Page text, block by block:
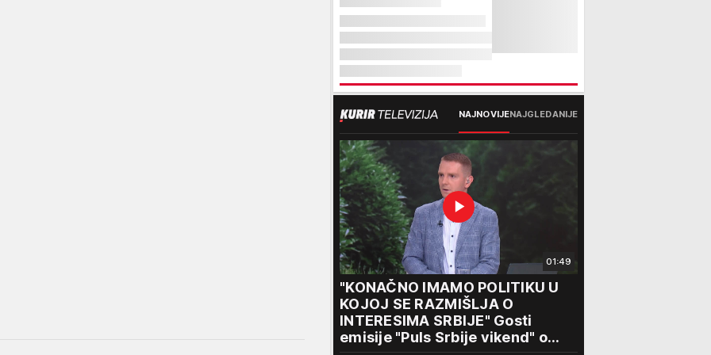
NAJNOVIJENAJGLEDANIJE
01:49
"KONAČNO IMAMO POLITIKU U
KOJOJ SE RAZMIŠLJA O
INTERESIMA SRBIJE" Gosti
emisije "Puls Srbije vikend" o